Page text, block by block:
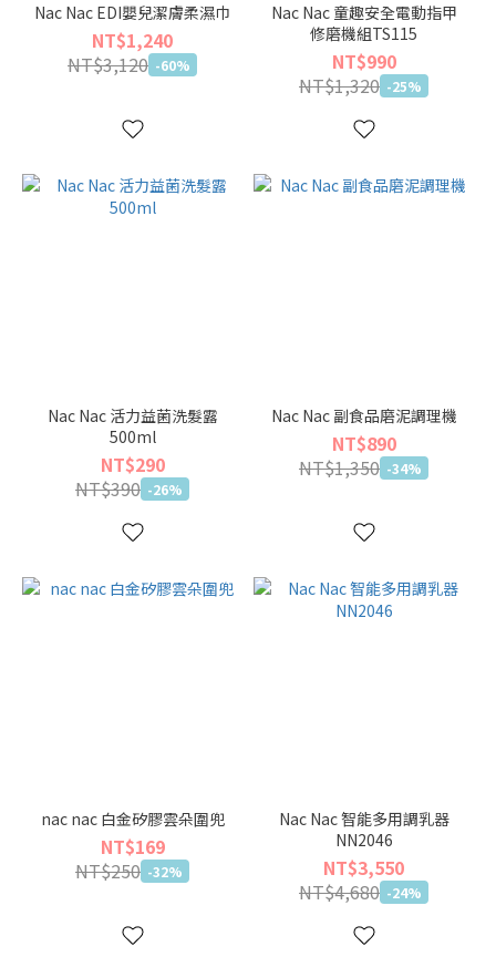
Nac Nac EDI嬰兒潔膚柔濕巾
NT$1,240
NT$3,120 -60%
Nac Nac 童趣安全電動指甲
修磨機組TS115
NT$990
NT$1,320 -25%
Nac Nac 活力益菌洗髮露
500ml
NT$290
NT$390 -26%
Nac Nac 副食品磨泥調理機
NT$890
NT$1,350 -34%
nac nac 白金矽膠雲朵圍兜
NT$169
NT$250 -32%
Nac Nac 智能多用調乳器
NN2046
NT$3,550
NT$4,680 -24%